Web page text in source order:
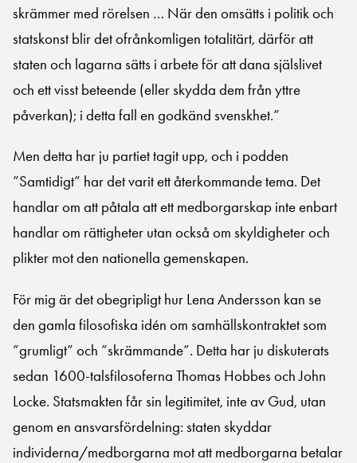
skrämmer med rörelsen … När den omsätts i politik och
statskonst blir det ofrånkomligen totalitärt, därför att
staten och lagarna sätts i arbete för att dana själslivet
och ett visst beteende (eller skydda dem från yttre
påverkan); i detta fall en godkänd svenskhet.”
Men detta har ju partiet tagit upp, och i podden
”Samtidigt” har det varit ett återkommande tema. Det
handlar om att påtala att ett medborgarskap inte enbart
handlar om rättigheter utan också om skyldigheter och
plikter mot den nationella gemenskapen.
För mig är det obegripligt hur Lena Andersson kan se
den gamla filosofiska idén om samhällskontraktet som
”grumligt” och ”skrämmande”. Detta har ju diskuterats
sedan 1600-talsfilosoferna Thomas Hobbes och John
Locke. Statsmakten får sin legitimitet, inte av Gud, utan
genom en ansvarsfördelning: staten skyddar
individerna/medborgarna mot att medborgarna betalar